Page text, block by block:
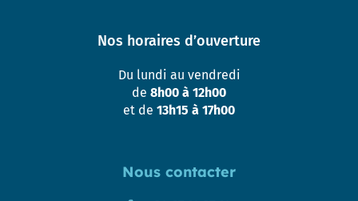
Nous contacter
Nos horaires d’ouverture
Du lundi au vendredi
de 8h00 à 12h00
et de 13h15 à 17h00